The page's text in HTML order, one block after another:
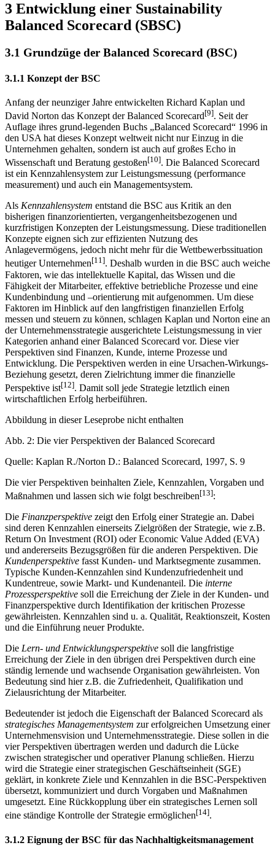
3 Entwicklung einer Sustainability
Balanced Scorecard (SBSC)
3.1 Grundzüge der Balanced Scorecard (BSC)
3.1.1 Konzept der BSC
Anfang der neunziger Jahre entwickelten Richard Kaplan und
David Norton das Konzept der Balanced Scorecard[9]. Seit der
Auflage ihres grund-legenden Buchs „Balanced Scorecard“ 1996 in
den USA hat dieses Konzept weltweit nicht nur Einzug in die
Unternehmen gehalten, sondern ist auch auf großes Echo in
Wissenschaft und Beratung gestoßen[10]. Die Balanced Scorecard
ist ein Kennzahlensystem zur Leistungsmessung (performance
measurement) und auch ein Managementsystem.
Als Kennzahlensystem entstand die BSC aus Kritik an den
bisherigen finanzorientierten, vergangenheitsbezogenen und
kurzfristigen Konzepten der Leistungsmessung. Diese traditionellen
Konzepte eignen sich zur effizienten Nutzung des
Anlagevermögens, jedoch nicht mehr für die Wettbewerbssituation
heutiger Unternehmen[11]. Deshalb wurden in die BSC auch weiche
Faktoren, wie das intellektuelle Kapital, das Wissen und die
Fähigkeit der Mitarbeiter, effektive betriebliche Prozesse und eine
Kundenbindung und –orientierung mit aufgenommen. Um diese
Faktoren im Hinblick auf den langfristigen finanziellen Erfolg
messen und steuern zu können, schlagen Kaplan und Norton eine an
der Unternehmensstrategie ausgerichtete Leistungsmessung in vier
Kategorien anhand einer Balanced Scorecard vor. Diese vier
Perspektiven sind Finanzen, Kunde, interne Prozesse und
Entwicklung. Die Perspektiven werden in eine Ursachen-Wirkungs-
Beziehung gesetzt, deren Zielrichtung immer die finanzielle
Perspektive ist[12]. Damit soll jede Strategie letztlich einen
wirtschaftlichen Erfolg herbeiführen.
Abbildung in dieser Leseprobe nicht enthalten
Abb. 2: Die vier Perspektiven der Balanced Scorecard
Quelle: Kaplan R./Norton D.: Balanced Scorecard, 1997, S. 9
Die vier Perspektiven beinhalten Ziele, Kennzahlen, Vorgaben und
Maßnahmen und lassen sich wie folgt beschreiben[13]:
Die Finanzperspektive zeigt den Erfolg einer Strategie an. Dabei
sind deren Kennzahlen einerseits Zielgrößen der Strategie, wie z.B.
Return On Investment (ROI) oder Economic Value Added (EVA)
und andererseits Bezugsgrößen für die anderen Perspektiven. Die
Kundenperspektive fasst Kunden- und Marktsegmente zusammen.
Typische Kunden-Kennzahlen sind Kundenzufriedenheit und
Kundentreue, sowie Markt- und Kundenanteil. Die interne
Prozessperspektive soll die Erreichung der Ziele in der Kunden- und
Finanzperspektive durch Identifikation der kritischen Prozesse
gewährleisten. Kennzahlen sind u. a. Qualität, Reaktionszeit, Kosten
und die Einführung neuer Produkte.
Die Lern- und Entwicklungsperspektive soll die langfristige
Erreichung der Ziele in den übrigen drei Perspektiven durch eine
ständig lernende und wachsende Organisation gewährleisten. Von
Bedeutung sind hier z.B. die Zufriedenheit, Qualifikation und
Zielausrichtung der Mitarbeiter.
Bedeutender ist jedoch die Eigenschaft der Balanced Scorecard als
strategisches Managementsystem zur erfolgreichen Umsetzung einer
Unternehmensvision und Unternehmensstrategie. Diese sollen in die
vier Perspektiven übertragen werden und dadurch die Lücke
zwischen strategischer und operativer Planung schließen. Hierzu
wird die Strategie einer strategischen Geschäftseinheit (SGE)
geklärt, in konkrete Ziele und Kennzahlen in die BSC-Perspektiven
übersetzt, kommuniziert und durch Vorgaben und Maßnahmen
umgesetzt. Eine Rückkopplung über ein strategisches Lernen soll
eine ständige Kontrolle der Strategie ermöglichen[14].
3.1.2 Eignung der BSC für das Nachhaltigkeitsmanagement